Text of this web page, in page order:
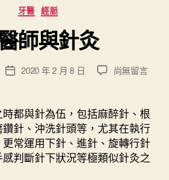
通
”
分
類
牙醫 經脈
師與針灸
文
佈
日
期
2020 年 2 月 8 日
在
醫
師
與
針
灸
尚無留言
都與針為伍，包括麻醉針、根
針、沖洗針頭等，尤其在執行
常運用下針、進針、旋轉行針
判斷針下狀況等極類似針灸之